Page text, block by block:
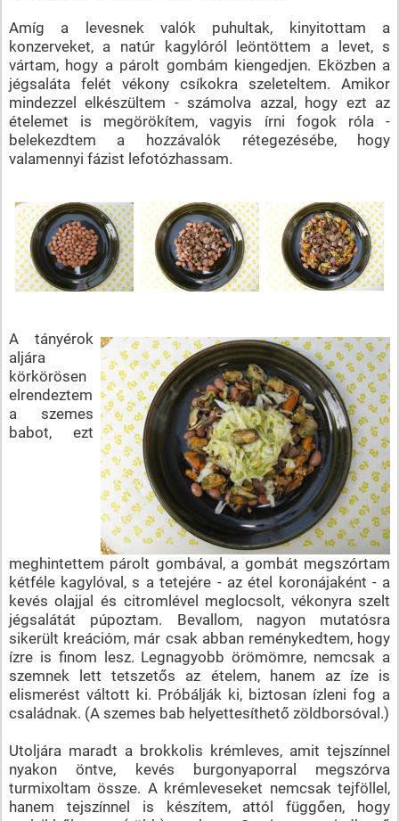
Amíg a levesnek valók puhultak, kinyitottam a
konzerveket, a natúr kagylóról leöntöttem a levet, s
vártam, hogy a párolt gombám kiengedjen. Eközben a
jégsaláta felét vékony csíkokra szeleteltem. Amikor
mindezzel elkészültem - számolva azzal, hogy ezt az
ételemet is megörökítem, vagyis írni fogok róla -
belekezdtem a hozzávalók rétegezésébe, hogy
valamennyi fázist lefotózhassam.
A tányérok
aljára
körkörösen
elrendeztem
a szemes
babot, ezt
meghintettem párolt gombával, a gombát megszórtam
kétféle kagylóval, s a tetejére - az étel koronájaként - a
kevés olajjal és citromlével meglocsolt, vékonyra szelt
jégsalátát púpoztam. Bevallom, nagyon mutatósra
sikerült kreációm, már csak abban reménykedtem, hogy
ízre is finom lesz. Legnagyobb örömömre, nemcsak a
szemnek lett tetszetős az ételem, hanem az íze is
elismerést váltott ki. Próbálják ki, biztosan ízleni fog a
családnak. (A szemes bab helyettesíthető zöldborsóval.)
Utoljára maradt a brokkolis krémleves, amit tejszínnel
nyakon öntve, kevés burgonyaporral megszórva
turmixoltam össze. A krémleveseket nemcsak tejföllel,
hanem tejszínnel is készítem, attól függően, hogy